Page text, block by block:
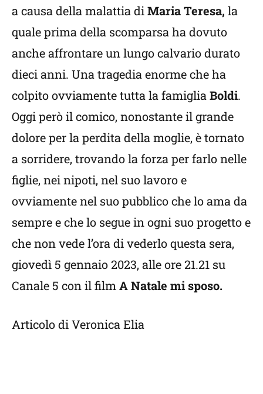
a causa della malattia diMaria Teresa, la
quale prima della scomparsa ha dovuto
anche affrontare un lungo calvario durato
dieci anni. Una tragedia enorme che ha
colpito ovviamente tutta la famiglia Boldi.
Oggi però il comico, nonostante il grande
dolore per la perdita della moglie, è tornato
a sorridere, trovando la forza per farlo nelle
figlie, nei nipoti, nel suo lavoro e
ovviamente nel suo pubblico che lo ama da
sempre e che lo segue in ogni suo progetto e
che non vede l’ora di vederlo questa sera,
giovedì 5 gennaio 2023, alle ore 21.21 su
Canale 5 con il filmA Natale mi sposo.
Articolo di Veronica Elia